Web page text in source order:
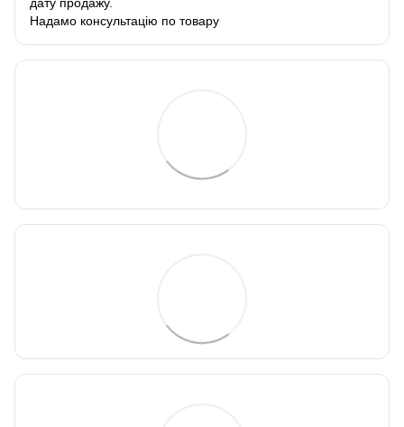
Надамо консультацію по товару